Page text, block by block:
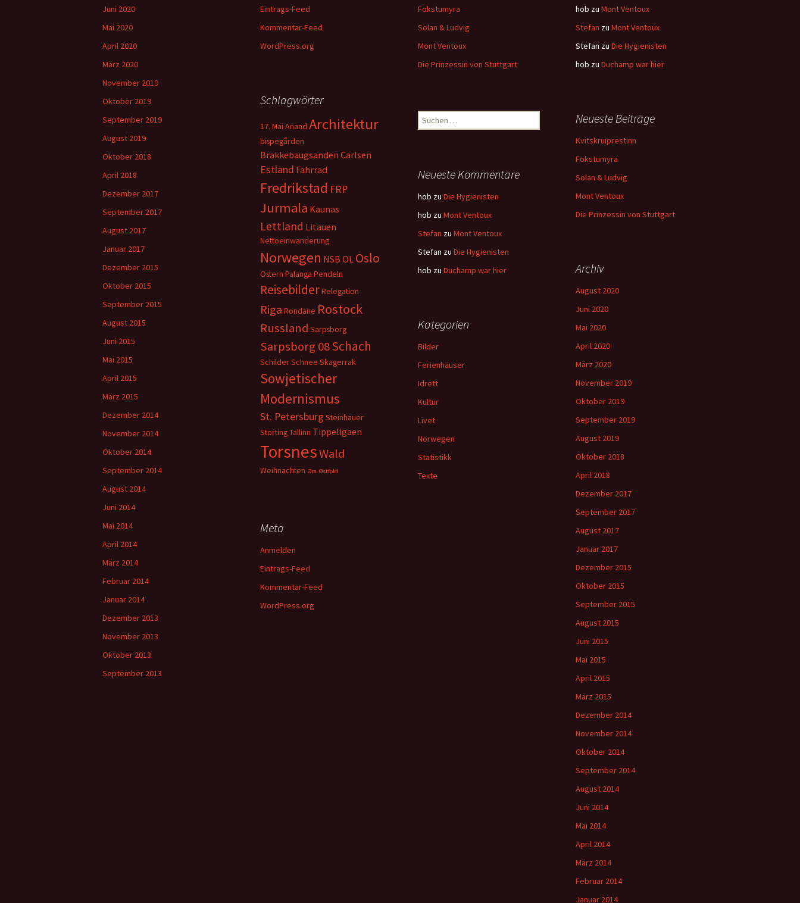
Juni 2020
Mai 2020
April 2020
März 2020
November 2019
Oktober 2019
September 2019
August 2019
Oktober 2018
April 2018
Dezember 2017
September 2017
August 2017
Januar 2017
Dezember 2015
Oktober 2015
September 2015
August 2015
Juni 2015
Mai 2015
April 2015
März 2015
Dezember 2014
November 2014
Oktober 2014
September 2014
August 2014
Juni 2014
Mai 2014
April 2014
März 2014
Februar 2014
Januar 2014
Dezember 2013
November 2013
Oktober 2013
September 2013
Eintrags-Feed
Kommentar-Feed
WordPress.org
Fokstumyra
Solan & Ludvig
Mont Ventoux
Die Prinzessin von Stuttgart
hob zu Mont Ventoux
Stefan zu Mont Ventoux
Stefan zu Die Hygienisten
hob zu Duchamp war hier
Schlagwörter
17. Mai Anand Architektur
bispegården
Brakkebaugsanden Carlsen
Estland Fahrrad
Fredrikstad FRP
Jurmala Kaunas
Lettland Litauen
Nettoeinwanderung
Norwegen NSB OL Oslo
Ostern Palanga Pendeln
ReisebilderRelegation
Riga Rondane Rostock
Russland Sarpsborg
Sarpsborg 08Schach
SchilderSchnee Skagerrak
Sowjetischer
Modernismus
St. Petersburg Steinhauer
StortingTallinn Tippeligaen
TorsnesWald
Weihnachten Øra Østfold
Suchen
nach:
Neueste Beiträge
Kvitskruiprestinn
Fokstumyra
Solan & Ludvig
Mont Ventoux
Die Prinzessin von Stuttgart
Neueste Kommentare
hob zu Die Hygienisten
hob zu Mont Ventoux
Stefan zu Mont Ventoux
Stefan zu Die Hygienisten
hob zu Duchamp war hier Archiv
August 2020
Juni 2020
Mai 2020
April 2020
März 2020
November 2019
Oktober 2019
September 2019
August 2019
Oktober 2018
April 2018
Dezember 2017
September 2017
August 2017
Januar 2017
Dezember 2015
Oktober 2015
September 2015
August 2015
Juni 2015
Mai 2015
April 2015
März 2015
Dezember 2014
November 2014
Oktober 2014
September 2014
August 2014
Juni 2014
Mai 2014
April 2014
März 2014
Februar 2014
Januar 2014
Kategorien
Bilder
Ferienhäuser
Idrett
Kultur
Livet
Norwegen
Statistikk
Texte
Meta
Anmelden
Eintrags-Feed
Kommentar-Feed
WordPress.org